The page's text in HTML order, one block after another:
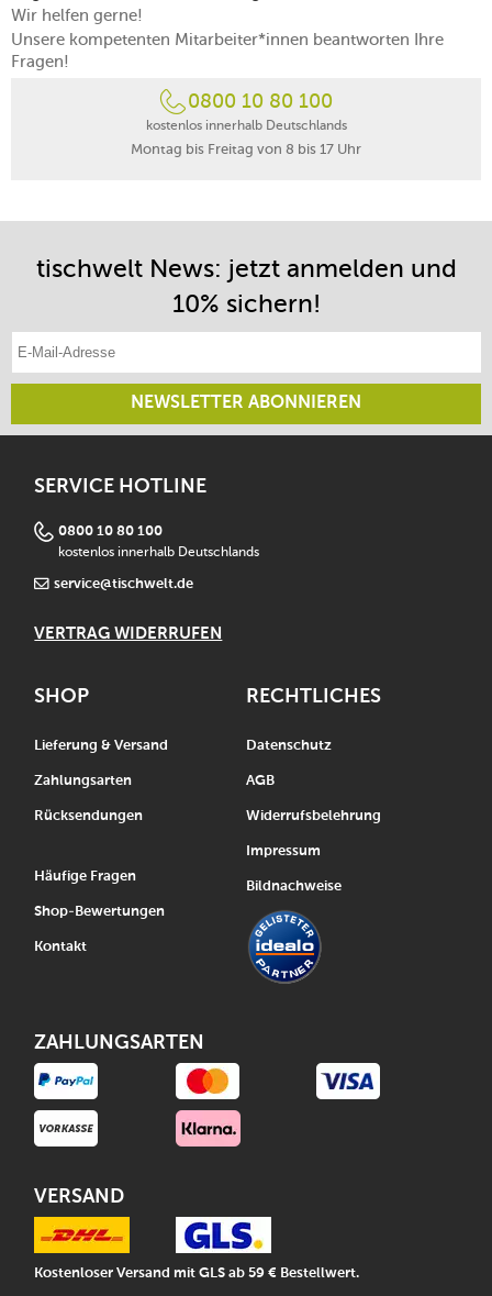
Wir helfen gerne!
Unsere kompetenten Mitarbeiter*innen beantworten Ihre
Fragen!
0800 10 80 100
kostenlos innerhalb Deutschlands
Montag bis Freitag von 8 bis 17 Uhr
tischwelt News: jetzt anmelden und
10% sichern!
NEWSLETTER ABONNIEREN
SERVICE HOTLINE
0800 10 80 100
kostenlos innerhalb Deutschlands
service@tischwelt.de
VERTRAG WIDERRUFEN
SHOP
Lieferung & Versand
Zahlungsarten
Rücksendungen
Häufige Fragen
Shop-Bewertungen
Kontakt
RECHTLICHES
Datenschutz
AGB
Widerrufsbelehrung
Impressum
Bildnachweise
ZAHLUNGSARTEN
VERSAND
Kostenloser Versand mit GLS ab 59 € Bestellwert.